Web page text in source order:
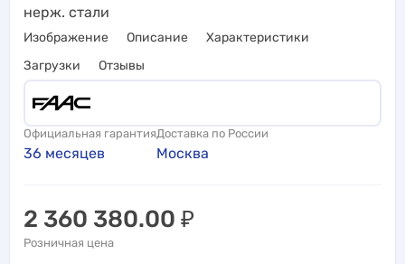
нерж. стали
Изображение Описание
Характеристики
Загрузки
Отзывы
Официальная гарантия
36 месяцев
Доставка по России
Москва
2 360 380.00 ₽
Розничная цена